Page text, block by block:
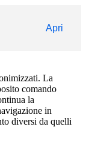
Apri
La
comando
la
in
diversi da quelli